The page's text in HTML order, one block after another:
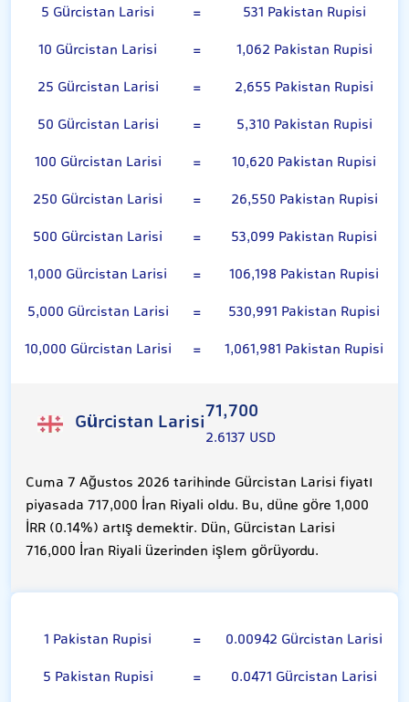
5 Gürcistan Larisi
=
531 Pakistan Rupisi
10 Gürcistan Larisi
=
1,062 Pakistan Rupisi
25 Gürcistan Larisi
=
2,655 Pakistan Rupisi
50 Gürcistan Larisi
=
5,310 Pakistan Rupisi
100 Gürcistan Larisi
=
10,620 Pakistan Rupisi
250 Gürcistan Larisi
=
26,550 Pakistan Rupisi
500 Gürcistan Larisi
=
53,099 Pakistan Rupisi
1,000 Gürcistan Larisi
=
106,198 Pakistan Rupisi
5,000 Gürcistan Larisi
=
530,991 Pakistan Rupisi
10,000 Gürcistan Larisi
= 1,061,981 Pakistan Rupisi
Gürcistan Larisi71,700
2.6137 USD
Cuma 7 Ağustos 2026 tarihinde Gürcistan Larisi fiyatı
piyasada 717,000 İran Riyali oldu. Bu, düne göre 1,000
İRR (0.14%) artış demektir. Dün, Gürcistan Larisi
716,000 İran Riyali üzerinden işlem görüyordu.
1 Pakistan Rupisi =
0.00942 Gürcistan Larisi
5 Pakistan Rupisi
= 0.0471 Gürcistan Larisi